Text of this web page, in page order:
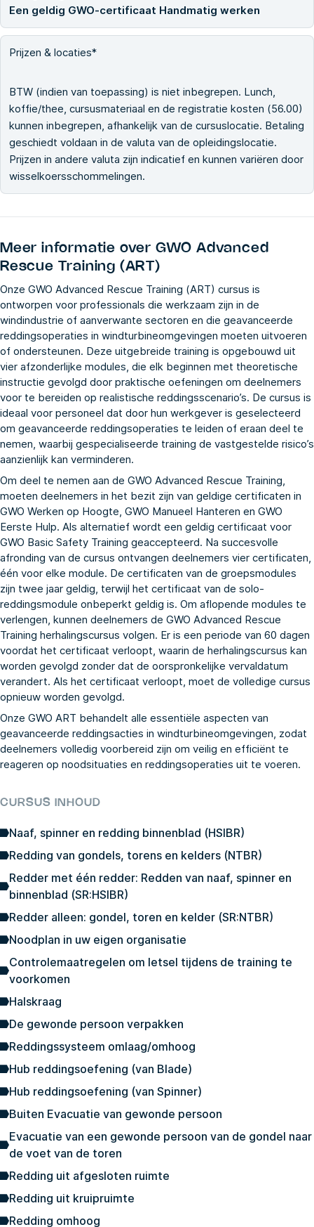
Een geldig GWO-certificaat Handmatig werken
Prijzen & locaties*
BTW (indien van toepassing) is niet inbegrepen. Lunch,
koffie/thee, cursusmateriaal en de registratie kosten (56.00)
kunnen inbegrepen, afhankelijk van de cursuslocatie. Betaling
geschiedt voldaan in de valuta van de opleidingslocatie.
Prijzen in andere valuta zijn indicatief en kunnen variëren door
wisselkoersschommelingen.
Meer informatie over GWO Advanced
Rescue Training (ART)
Onze GWO Advanced Rescue Training (ART) cursus is
ontworpen voor professionals die werkzaam zijn in de
windindustrie of aanverwante sectoren en die geavanceerde
reddingsoperaties in windturbineomgevingen moeten uitvoeren
of ondersteunen. Deze uitgebreide training is opgebouwd uit
vier afzonderlijke modules, die elk beginnen met theoretische
instructie gevolgd door praktische oefeningen om deelnemers
voor te bereiden op realistische reddingsscenario’s. De cursus is
ideaal voor personeel dat door hun werkgever is geselecteerd
om geavanceerde reddingsoperaties te leiden of eraan deel te
nemen, waarbij gespecialiseerde training de vastgestelde risico’s
aanzienlijk kan verminderen.
Om deel te nemen aan de GWO Advanced Rescue Training,
moeten deelnemers in het bezit zijn van geldige certificaten in
GWO Werken op Hoogte, GWO Manueel Hanteren en GWO
Eerste Hulp. Als alternatief wordt een geldig certificaat voor
GWO Basic Safety Training geaccepteerd. Na succesvolle
afronding van de cursus ontvangen deelnemers vier certificaten,
één voor elke module. De certificaten van de groepsmodules
zijn twee jaar geldig, terwijl het certificaat van de solo-
reddingsmodule onbeperkt geldig is. Om aflopende modules te
verlengen, kunnen deelnemers de GWO Advanced Rescue
Training herhalingscursus volgen. Er is een periode van 60 dagen
voordat het certificaat verloopt, waarin de herhalingscursus kan
worden gevolgd zonder dat de oorspronkelijke vervaldatum
verandert. Als het certificaat verloopt, moet de volledige cursus
opnieuw worden gevolgd.
Onze GWO ART behandelt alle essentiële aspecten van
geavanceerde reddingsacties in windturbineomgevingen, zodat
deelnemers volledig voorbereid zijn om veilig en efficiënt te
reageren op noodsituaties en reddingsoperaties uit te voeren.
CURSUS INHOUD
Naaf, spinner en redding binnenblad (HSIBR)
Redding van gondels, torens en kelders (NTBR)
Redder met één redder: Redden van naaf, spinner en
binnenblad (SR:HSIBR)
Redder alleen: gondel, toren en kelder (SR:NTBR)
Noodplan in uw eigen organisatie
Controlemaatregelen om letsel tijdens de training te
voorkomen
Halskraag
De gewonde persoon verpakken
Reddingssysteem omlaag/omhoog
Hub reddingsoefening (van Blade)
Hub reddingsoefening (van Spinner)
Buiten Evacuatie van gewonde persoon
Evacuatie van een gewonde persoon van de gondel naar
de voet van de toren
Redding uit afgesloten ruimte
Redding uit kruipruimte
Redding omhoog